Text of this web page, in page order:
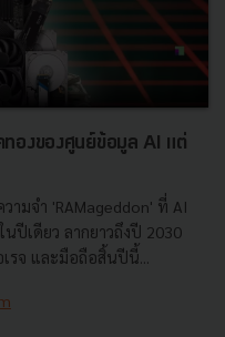
องของศูนย์ข้อมูล AI แต่
ามจำ 'RAMageddon' ที่ AI
ปีเดียว ลากยาวถึงปี 2030
รจ และมือถือสิ้นปีนี้...